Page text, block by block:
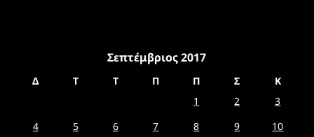
Σεπτέμβριος 2017
Δ Τ Τ Π Π Σ
Κ
1
2
3
4
5 6 7 8 9
10